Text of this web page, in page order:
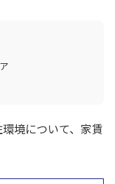
境について、家賃